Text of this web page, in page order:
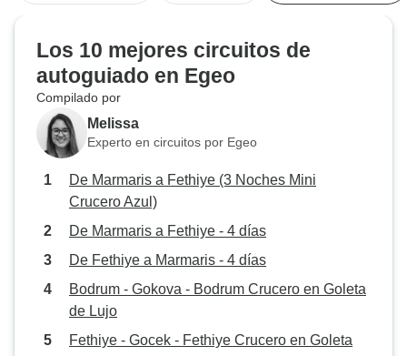
Los 10 mejores circuitos de
autoguiado en Egeo
Compilado por
Melissa
Experto en circuitos por Egeo
De Marmaris a Fethiye (3 Noches Mini
Crucero Azul)
De Marmaris a Fethiye - 4 días
De Fethiye a Marmaris - 4 días
Bodrum - Gokova - Bodrum Crucero en Goleta
de Lujo
Fethiye - Gocek - Fethiye Crucero en Goleta